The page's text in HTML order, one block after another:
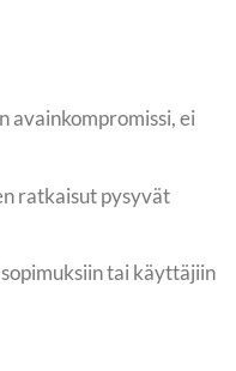
avainkompromissi, ei
ratkaisut pysyvät
tai käyttäjiin